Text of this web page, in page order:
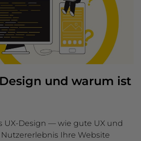
und warum ist
UX-Design — wie gute UX und
Ihre Website